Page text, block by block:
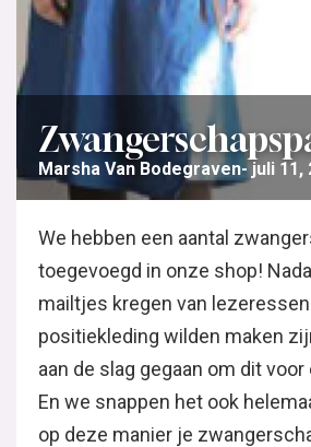
Marsha Van Bodegraven juli 11,
We hebben een aantal
toegevoegd in onze shop!
mailtjes kregen van
positiekleding wilden maken
aan de slag gegaan om dit
En we snappen het ook
op deze manier je